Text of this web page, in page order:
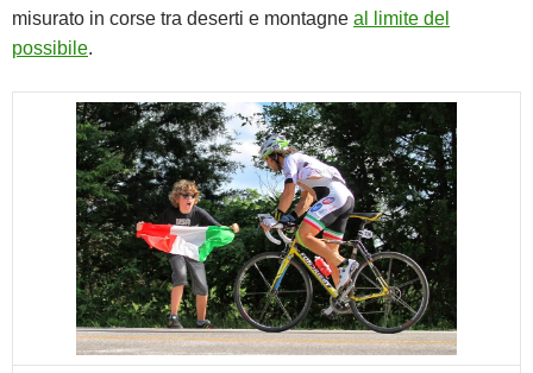
misurato in corse tra deserti e montagne al limite del
possibile.